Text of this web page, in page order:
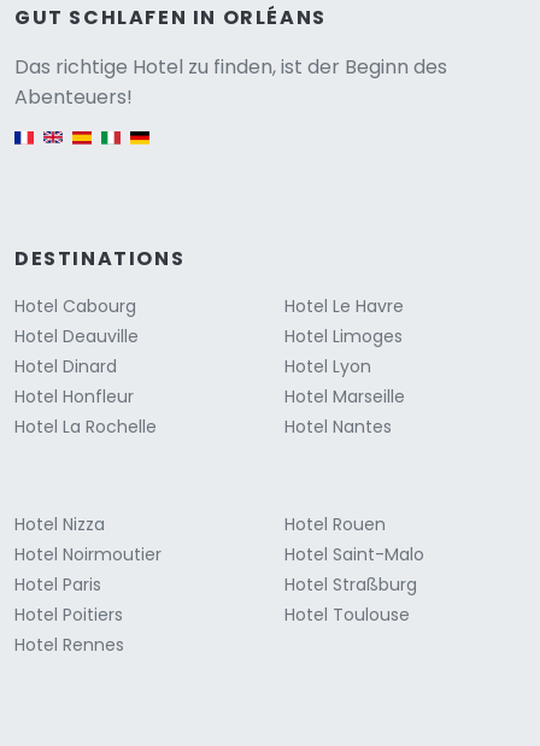
GUT SCHLAFEN IN ORLÉANS
Das richtige Hotel zu finden, ist der Beginn des
Abenteuers!
English version
DESTINATIONS
Hotel Cabourg
Hotel Deauville
Hotel Dinard
Hotel Honfleur
Hotel La Rochelle
Hotel Le Havre
Hotel Limoges
Hotel Lyon
Hotel Marseille
Hotel Nantes
Hotel Nizza
Hotel Noirmoutier
Hotel Paris
Hotel Poitiers
Hotel Rennes
Hotel Rouen
Hotel Saint-Malo
Hotel Straßburg
Hotel Toulouse